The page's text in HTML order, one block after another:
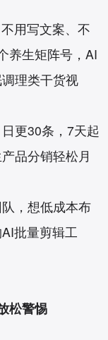
用写文案、不
养生矩阵号，AI
理类干货视
更30条，7天起
品分销轻松月
，想低成本布
批量剪辑工
松警惕